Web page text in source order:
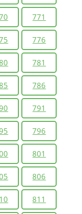
771
776
781
786
791
796
801
806
811